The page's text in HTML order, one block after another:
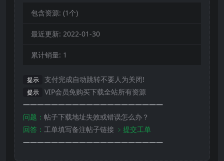
包含资源: (1个)
最近更新: 2022-01-30
累计销量: 1
提示 支付完成自动跳转不要人为关闭!
提示
VIP会员免购买下载全站所有资源
————————————————————
问题： 帖子下载地址失效或错误怎么办？
回答： 工单填写备注帖子链接 ﹥提交工单
————————————————————